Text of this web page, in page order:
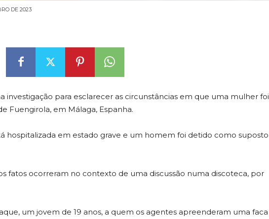
DE 2023
investigação para esclarecer as circunstâncias em que uma mulher foi
Fuengirola, em Málaga, Espanha.
hospitalizada em estado grave e um homem foi detido como suposto
fatos ocorreram no contexto de uma discussão numa discoteca, por
um jovem de 19 anos, a quem os agentes apreenderam uma faca